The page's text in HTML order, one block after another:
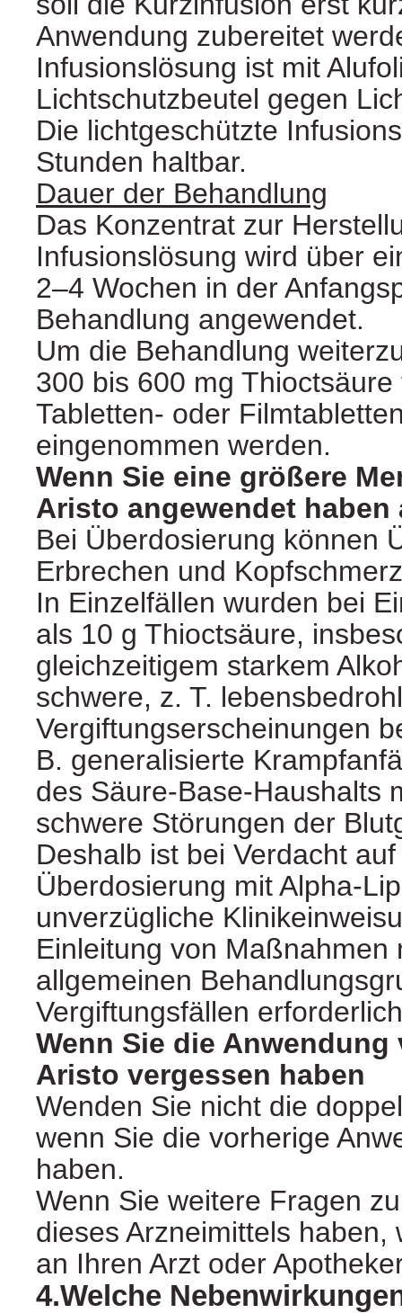
Anwendung zubereitet
Infusionslösung ist mit
Lichtschutzbeutel gegen
Die lichtgeschützte
Stunden haltbar.
Dauer der Behandlung
Das Konzentrat zur
Infusionslösung wird über
2–4 Wochen in der
Behandlung angewendet.
Um die Behandlung
300 bis 600 mg
Tabletten- oder
eingenommen werden.
Wenn Sie eine größere
Aristo angewendet haben
Bei Überdosierung können
Erbrechen und
In Einzelfällen wurden bei
als 10 g Thioctsäure,
gleichzeitigem starkem
schwere, z. T.
Vergiftungserscheinungen
B. generalisierte
des Säure-Base-Haushalts
schwere Störungen der
Deshalb ist bei Verdacht
Überdosierung mit Alpha-
unverzügliche
Einleitung von Maßnahmen
allgemeinen
Vergiftungsfällen
Wenn Sie die
Aristo vergessen haben
Wenden Sie nicht die
wenn Sie die vorherige
haben.
Wenn Sie weitere Fragen
dieses Arzneimittels haben,
an Ihren Arzt oder
4.Welche